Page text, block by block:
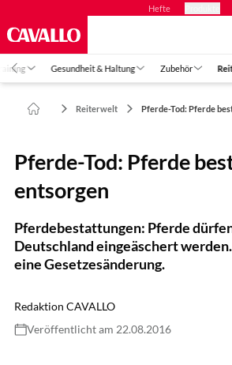
Hefte
Gesundheit & Haltung Zubehör
Reiterwelt Pferde-Tod: Pferde
Pferde-Tod: Pferde
entsorgen
Pferdebestattungen: Pferde
Deutschland eingeäschert
eine Gesetzesänderung.
Redaktion CAVALLO
Veröffentlicht am 22.08.2016